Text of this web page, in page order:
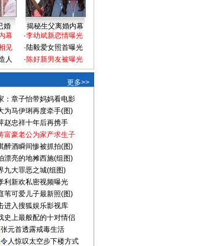
婚
揭秘生父离婚内幕
幕
见
人
·李幼斌新恋情曝光
·陆毅爱女照首曝光
·陈好新男友被曝光
更多>>
：章子怡带妈妈看电影
为马伊琍再度牵手(图)
赵忠祥十年后再携手
富豪老公为家产求生子
醉酒瞬间惨被抓拍(图)
漂亮的地摊西施(组图)
九大罪恶之城(组图)
利新欢私密视频曝光
苇可爱儿子最新照(图)
进入搜狐娱乐影视库
史上最般配的十对情侣
张元首透露戒毒生活
令人惊叹太空步下楼方式